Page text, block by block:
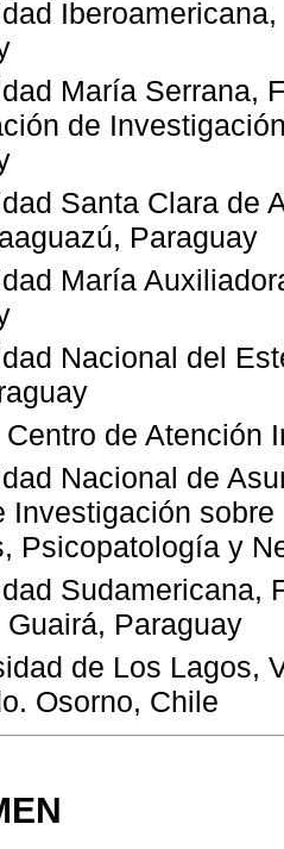
María Serrana,
de
Santa Clara de
Paraguay
María
Nacional del
Centro de Atención
Nacional de
Investigación
Psicopatología y
Sudamericana,
Paraguay
de Los Lagos,
Osorno, Chile